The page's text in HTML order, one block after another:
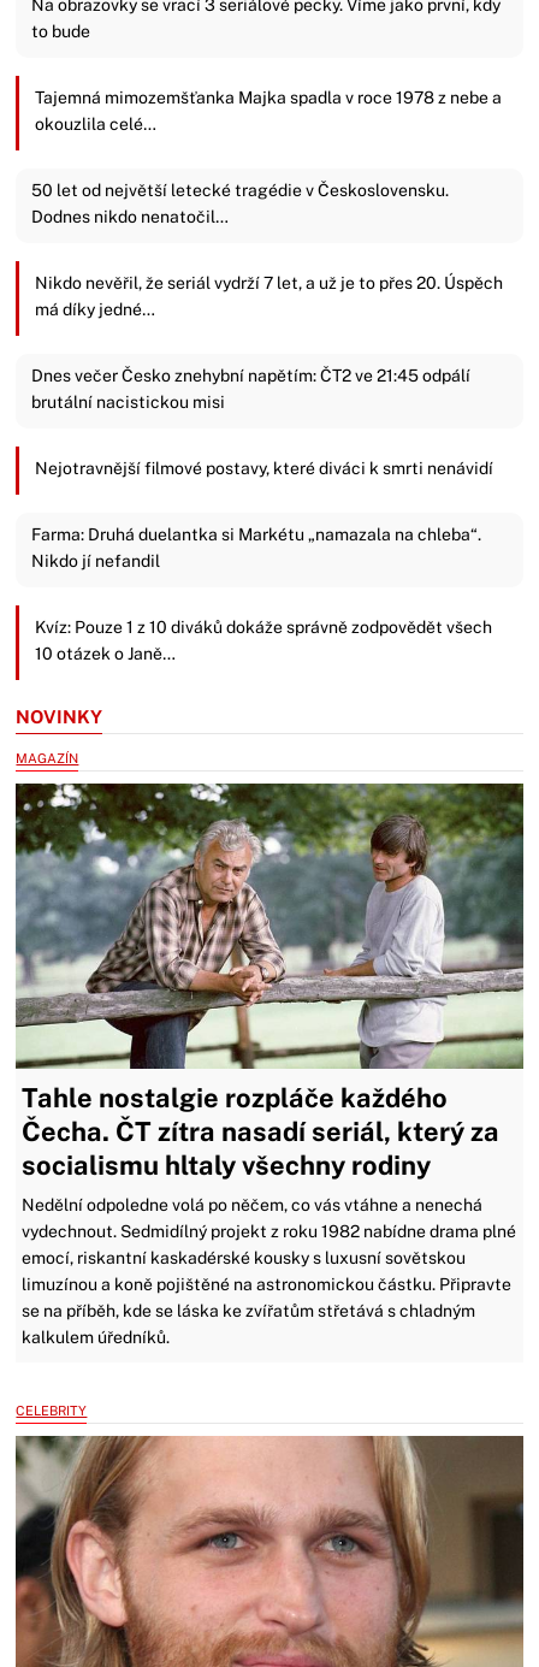
Na obrazovky se vrací 3 seriálové pecky. Víme jako první, kdy
to bude
Tajemná mimozemšťanka Majka spadla v roce 1978 z nebe a
okouzlila celé…
50 let od největší letecké tragédie v Československu.
Dodnes nikdo nenatočil…
Nikdo nevěřil, že seriál vydrží 7 let, a už je to přes 20. Úspěch
má díky jedné…
Dnes večer Česko znehybní napětím: ČT2 ve 21:45 odpálí
brutální nacistickou misi
Nejotravnější filmové postavy, které diváci k smrti nenávidí
Farma: Druhá duelantka si Markétu „namazala na chleba“.
Nikdo jí nefandil
Kvíz: Pouze 1 z 10 diváků dokáže správně zodpovědět všech
10 otázek o Janě…
NOVINKY
MAGAZÍN
Tahle nostalgie rozpláče každého
Čecha. ČT zítra nasadí seriál, který za
socialismu hltaly všechny rodiny
Nedělní odpoledne volá po něčem, co vás vtáhne a nenechá
vydechnout. Sedmidílný projekt z roku 1982 nabídne drama plné
emocí, riskantní kaskadérské kousky s luxusní sovětskou
limuzínou a koně pojištěné na astronomickou částku. Připravte
se na příběh, kde se láska ke zvířatům střetává s chladným
kalkulem úředníků.
CELEBRITY